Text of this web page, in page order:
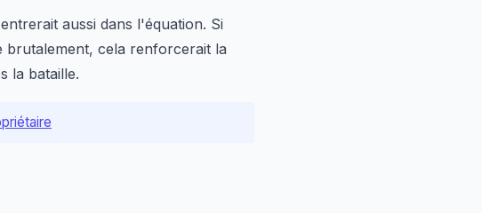
entrerait aussi dans l'équation. Si
cela renforcerait la
la bataille.